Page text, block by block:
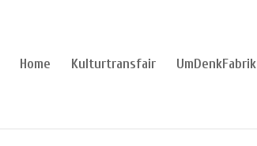
Home Kulturtransfair UmDenkFabrik